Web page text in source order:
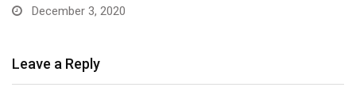
December 3, 2020
Leave a Reply